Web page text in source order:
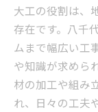
大工職の
喜びと未
大工の役割は、
存在です。八千
ムまで幅広い工
や知識が求めら
材の加工や組み
れ、日々の工夫